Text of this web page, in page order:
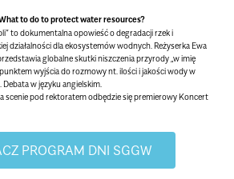
to do to protect water resources?
to dokumentalna opowieść o degradacji rzek i
działalności dla ekosystemów wodnych. Reżyserka Ewa
globalne skutki niszczenia przyrody „w imię
wyjścia do rozmowy nt. ilości i jakości wody w
Debata w języku angielskim.
scenie pod rektoratem odbędzie się premierowy Koncert
PROGRAM DNI SGGW